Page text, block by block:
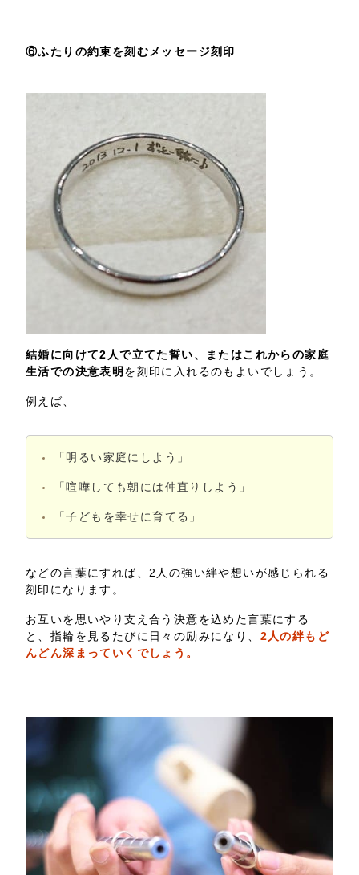
⑥ふたりの約束を刻むメッセージ刻印
結婚に向けて2人で立てた誓い、またはこれからの家庭
生活での決意表明 を刻印に入れるのもよいでしょう。
例えば、
「明るい家庭にしよう」
「喧嘩しても朝には仲直りしよう」
「子どもを幸せに育てる」
などの言葉にすれば、2人の強い絆や想いが感じられる
刻印になります。
お互いを思いやり支え合う決意を込めた言葉にする
と、指輪を見るたびに日々の励みになり、 2人の絆もど
んどん深まっていくでしょう。